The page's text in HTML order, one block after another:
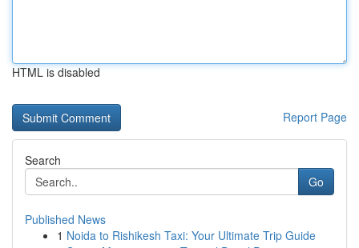
HTML is disabled
Report Page
Search
Go
Published News
1 Noida to Rishikesh Taxi: Your Ultimate Trip Guide